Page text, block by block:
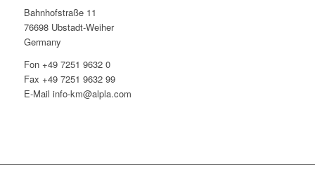
Bahnhofstraße 11
76698 Ubstadt-Weiher
Germany
Fon +49 7251 9632 0
Fax +49 7251 9632 99
E-Mail info-km@alpla.com